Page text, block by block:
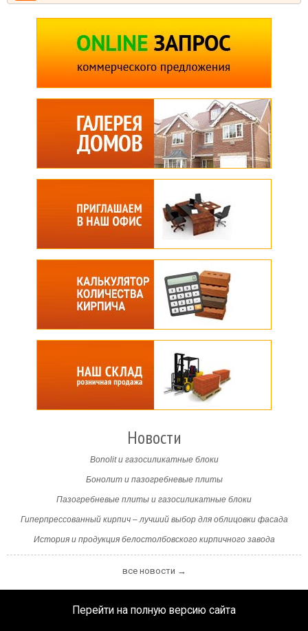
Новости
Bonolit и газосиликатные блоки
Бонолит и пазогребневые плиты
Пазогребневые плиты и газосиликатные блоки
Гиперпрессованный кирпич – лучший выбор для облицовки фасада
История и продукция белостолбовского кирпичного завода
все новости →
Перейти на полную версию сайта